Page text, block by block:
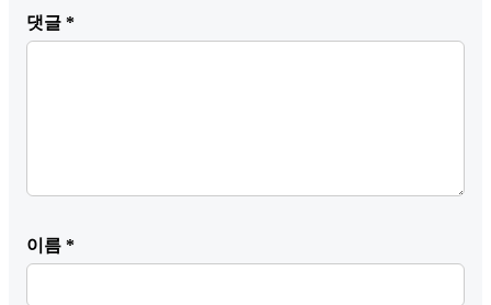
댓글 *
이름 *